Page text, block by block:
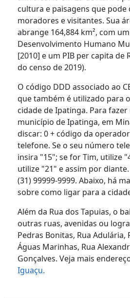
cultura e paisagens que
moradores e visitantes. Sua
abrange 164,884 km², com
Desenvolvimento Humano
[2010] e um PIB per capita de
do censo de 2019).
O código DDD associado ao
que também é utilizado para
cidade de Ipatinga. Para
município de Ipatinga, em
discar: 0 + código da
telefone. Se o seu número
insira "15"; se for Tim, utilize
utilize "21" e assim por
(31) 99999-9999. Abaixo, há
sobre como ligar para a
Além da Rua dos Tapuias, o
outras ruas, avenidas ou
Pedras Bonitas, Rua Adulária,
Águas Marinhas, Rua
Gonçalves. Veja mais
Iguaçu.